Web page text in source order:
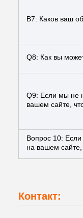
В7: Каков ваш
Q8: Как вы
Q9: Если мы не
вашем сайте,
Вопрос 10:
на вашем
Контакт: